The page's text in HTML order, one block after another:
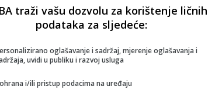
bez odštete za još jednu zvijezdu.
duže vrijeme prati Donnarummu i razmatra
milijuna eura. Osim Uniteda, u kontekstu
Jamesa Trafforda, kao i Chelsea te turski
traži vašu dozvolu za korištenje ličnih
podataka za sljedeće:
oglašavanje i sadržaj, mjerenje oglašavanja i
uvidi u publiku i razvoj usluga
i/ili pristup podacima na uređaju